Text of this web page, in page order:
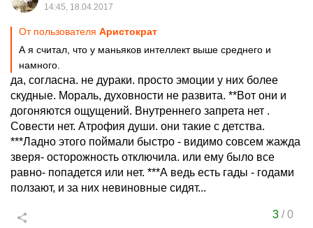
14:45, 18.04.2017
От пользователя Аристoкрат
А я считал, что у маньяков интеллект выше среднего и
намного.
да, согласна. не дураки. просто эмоции у них более
скудные. Мораль, духовности не развита. **Вот они и
догоняются ощущений. Внутреннего запрета нет .
Совести нет. Атрофия души. они такие с детства.
***Ладно этого поймали быстро - видимо совсем жажда
зверя- осторожность отключила. или ему было все
равно- попадется или нет. ***А ведь есть гады - годами
ползают, и за них невиновные сидят...
3/0